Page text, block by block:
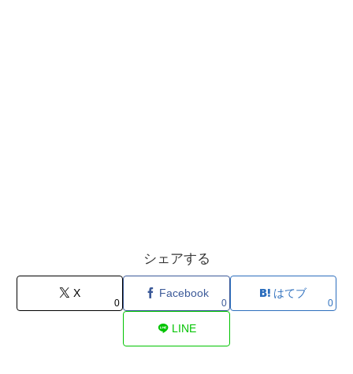
シェアする
X
0
Facebook
0
はてブ
0
LINE